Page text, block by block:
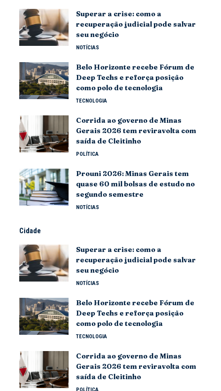
Superar a crise: como a
recuperação judicial pode salvar
seu negócio
NOTÍCIAS
Belo Horizonte recebe Fórum de
Deep Techs e reforça posição
como polo de tecnologia
TECNOLOGIA
Corrida ao governo de Minas
Gerais 2026 tem reviravolta com
saída de Cleitinho
POLÍTICA
Prouni 2026: Minas Gerais tem
quase 60 mil bolsas de estudo no
segundo semestre
NOTÍCIAS
Cidade
Superar a crise: como a
recuperação judicial pode salvar
seu negócio
NOTÍCIAS
Belo Horizonte recebe Fórum de
Deep Techs e reforça posição
como polo de tecnologia
TECNOLOGIA
Corrida ao governo de Minas
Gerais 2026 tem reviravolta com
saída de Cleitinho
POLÍTICA